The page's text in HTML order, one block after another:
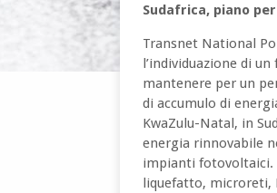
Sudafrica, piano
Transnet National
l’individuazione di
mantenere per un
di accumulo di
KwaZulu-Natal, in
energia rinnovabile
impianti fotovoltaici.
liquefatto, microreti,